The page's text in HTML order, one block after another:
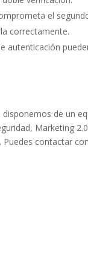
el
correctamente.
autenticación
de un
Marketing
contactar